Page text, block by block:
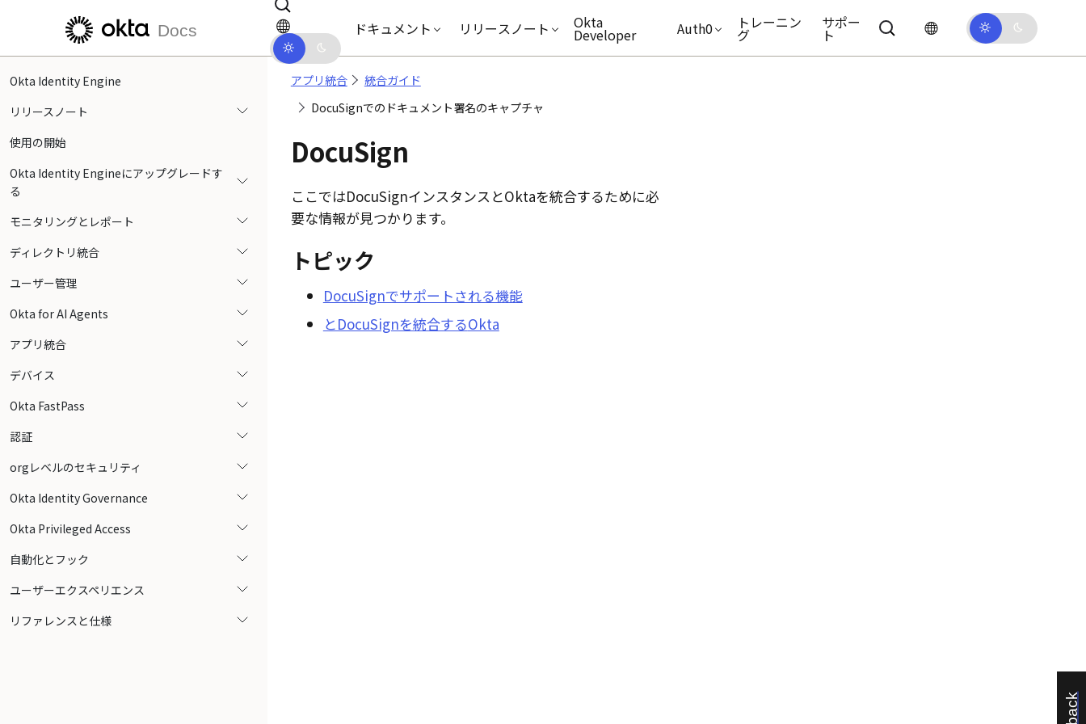
メインコンテンツにスキップ ドキュメントナビゲーションにスキップ
Docs ドキュメント リリースノート Okta
Developer Auth0 トレーニン
グ
サポー
ト
Okta Identity Engine
リリースノート
使用の開始
Okta Identity Engineにアップグレードす
る
モニタリングとレポート
ディレクトリ統合
ユーザー管理
Okta for AI Agents
アプリ統合
デバイス
Okta FastPass
認証
orgレベルのセキュリティ
Okta Identity Governance
Okta Privileged Access
自動化とフック
ユーザーエクスペリエンス
リファレンスと仕様
アプリ統合
統合ガイド
DocuSignでのドキュメント署名のキャプチャ
DocuSign
ここではDocuSignインスタンスとOktaを統合するために必
要な情報が見つかります。
トピック
DocuSignでサポートされる機能
とDocuSignを統合するOkta